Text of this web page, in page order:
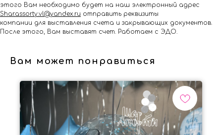
этого Вам необходимо будет на наш электронный адрес
Shar.assorty.vl@yandex.ru отправить реквизиты
компании для выставления счета и закрывающих документов.
После этого, Вам выставят счет. Работаем с ЭДО.
Вам может понравиться